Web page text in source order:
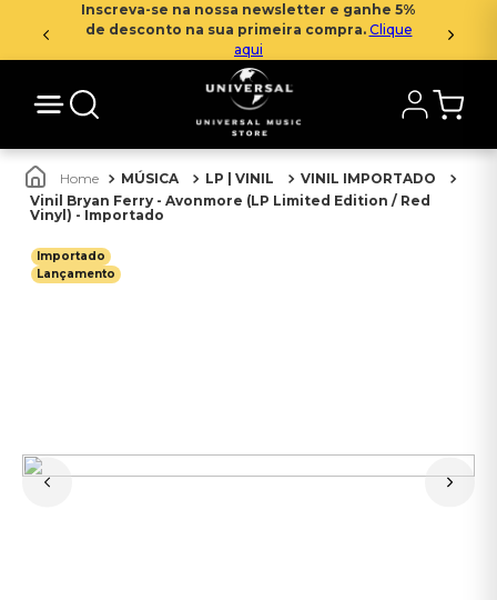
Inscreva-se na nossa newsletter e ganhe 5%
de desconto na sua primeira compra. Clique
aqui
MÚSICA LP | VINIL
VINIL IMPORTADO
Vinil Bryan Ferry - Avonmore (LP Limited Edition / Red
Vinyl) - Importado
Importado
Lançamento